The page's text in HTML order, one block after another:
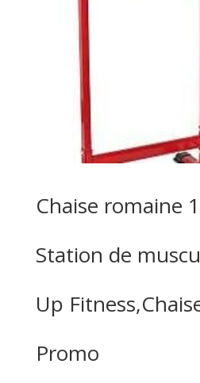
Chaise romaine
Station de
Up
Promo